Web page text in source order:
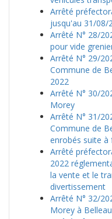
Arrêté
jusqu'au 31/08/
Arrêté N° 28/
pour vide
Arrêté N° 29/
Commune de
2022
Arrêté N° 30/
Morey
Arrêté N° 31/
Commune de
enrobés suite à
Arrêté
2022
la vente et le
divertissement
Arrêté N° 32/
Morey à